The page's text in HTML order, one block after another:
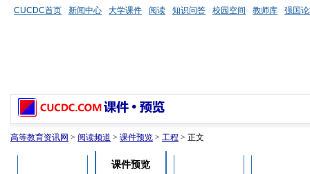
CUCDC首页 新闻中心 大学课件 阅读 知识问答 校园空间 教师库 强国
高等教育资讯网 > 阅读频道 > 课件预览 > 工程 > 正文
课件预览